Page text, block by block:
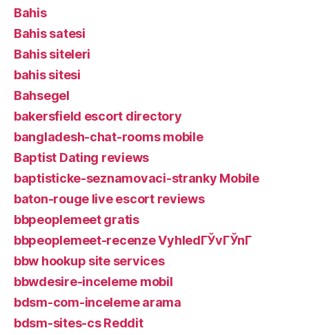
Bahis
Bahis satesi
Bahis siteleri
bahis sitesi
Bahsegel
bakersfield escort directory
bangladesh-chat-rooms mobile
Baptist Dating reviews
baptisticke-seznamovaci-stranky Mobile
baton-rouge live escort reviews
bbpeoplemeet gratis
bbpeoplemeet-recenze VyhledГЎvГЎnГ­
bbw hookup site services
bbwdesire-inceleme mobil
bdsm-com-inceleme arama
bdsm-sites-cs Reddit